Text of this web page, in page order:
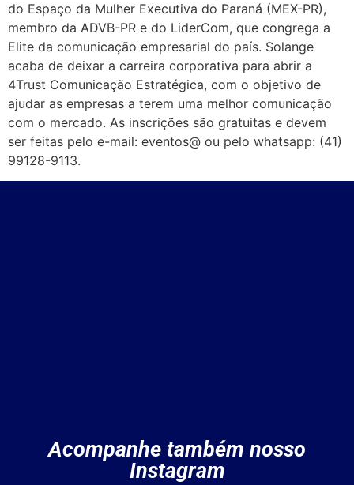
do Espaço da Mulher Executiva do Paraná (MEX-PR),
membro da ADVB-PR e do LiderCom, que congrega a
Elite da comunicação empresarial do país. Solange
acaba de deixar a carreira corporativa para abrir a
4Trust Comunicação Estratégica, com o objetivo de
ajudar as empresas a terem uma melhor comunicação
com o mercado. As inscrições são gratuitas e devem
ser feitas pelo e-mail: eventos@ ou pelo whatsapp: (41)
99128-9113.
Acompanhe também nosso
Instagram